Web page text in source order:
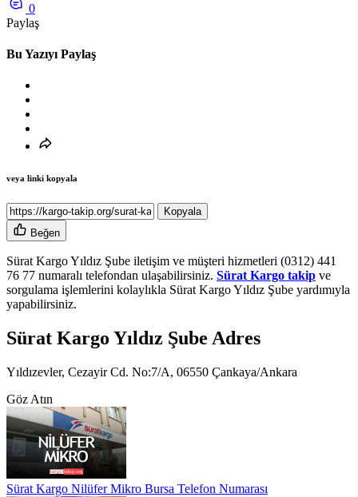
0
Paylaş
Bu Yazıyı Paylaş
veya linki kopyala
Kopyala
Beğen
Sürat Kargo Yıldız Şube iletişim ve müşteri hizmetleri (0312) 441
76 77 numaralı telefondan ulaşabilirsiniz. Sürat Kargo takip ve
sorgulama işlemlerini kolaylıkla Sürat Kargo Yıldız Şube yardımıyla
yapabilirsiniz.
Sürat Kargo Yıldız Şube Adres
Yıldızevler, Cezayir Cd. No:7/A, 06550 Çankaya/Ankara
Göz Atın
Sürat Kargo Nilüfer Mikro Bursa Telefon Numarası